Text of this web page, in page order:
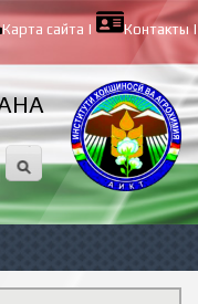
Карта сайта | Контакты|